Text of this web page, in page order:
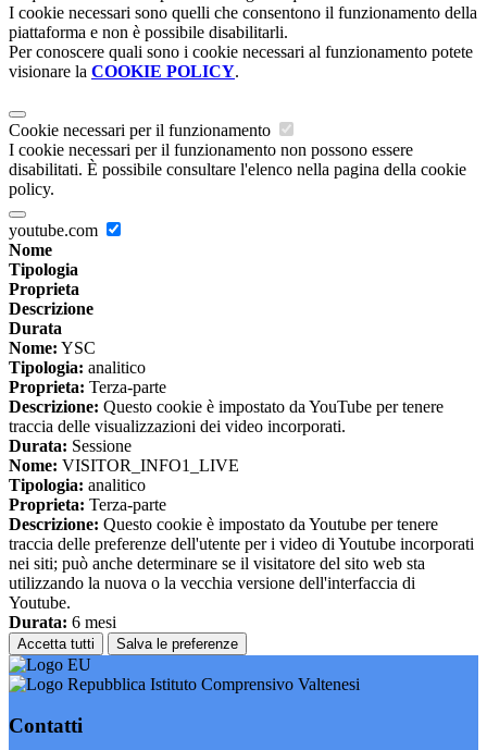
I cookie necessari sono quelli che consentono il funzionamento della
piattaforma e non è possibile disabilitarli.
Per conoscere quali sono i cookie necessari al funzionamento potete
visionare la COOKIE POLICY.
Cookie necessari per il funzionamento
I cookie necessari per il funzionamento non possono essere
disabilitati. È possibile consultare l'elenco nella pagina della cookie
policy.
youtube.com
Nome
Tipologia
Proprieta
Descrizione
Durata
Nome: YSC
Tipologia: analitico
Proprieta: Terza-parte
Descrizione: Questo cookie è impostato da YouTube per tenere
traccia delle visualizzazioni dei video incorporati.
Durata: Sessione
Nome: VISITOR_INFO1_LIVE
Tipologia: analitico
Proprieta: Terza-parte
Descrizione: Questo cookie è impostato da Youtube per tenere
traccia delle preferenze dell'utente per i video di Youtube incorporati
nei siti; può anche determinare se il visitatore del sito web sta
utilizzando la nuova o la vecchia versione dell'interfaccia di
Youtube.
Durata: 6 mesi
Accetta tutti Salva le preferenze
Istituto Comprensivo Valtenesi
Contatti